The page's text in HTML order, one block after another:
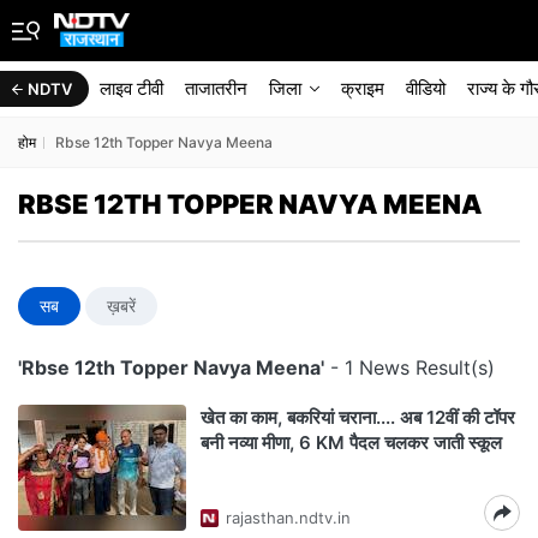
NDTV लाइव टीवी ताजातरीन जिला क्राइम वीडियो राज्‍य के
होम Rbse 12th Topper Navya Meena
RBSE 12TH TOPPER NAVYA MEENA
सब ख़बरें
'Rbse 12th Topper Navya Meena' - 1 News Result(s)
खेत का काम, बकरियां चराना.... अब 12वीं की टॉपर
बनी नव्या मीणा, 6 KM पैदल चलकर जाती स्कूल
rajasthan.ndtv.in